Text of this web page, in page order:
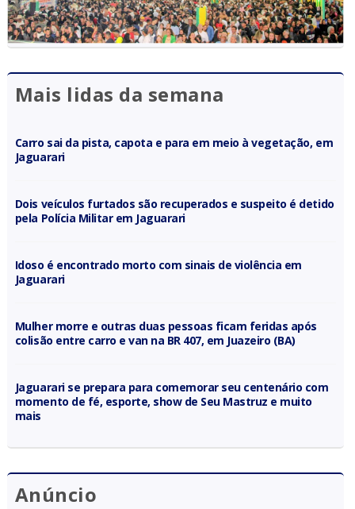
Mais lidas da semana
Carro sai da pista, capota e para em meio à vegetação, em
Jaguarari
Dois veículos furtados são recuperados e suspeito é detido
pela Polícia Militar em Jaguarari
Idoso é encontrado morto com sinais de violência em
Jaguarari
Mulher morre e outras duas pessoas ficam feridas após
colisão entre carro e van na BR 407, em Juazeiro (BA)
Jaguarari se prepara para comemorar seu centenário com
momento de fé, esporte, show de Seu Mastruz e muito
mais
Anúncio